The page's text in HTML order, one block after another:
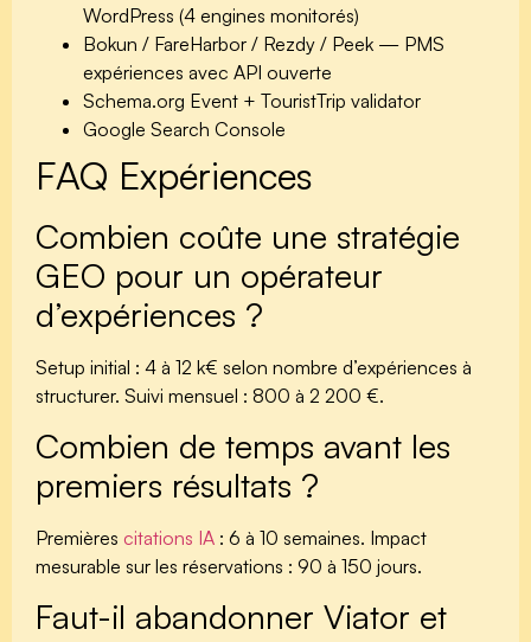
WordPress (4 engines monitorés)
Bokun / FareHarbor / Rezdy / Peek — PMS
expériences avec API ouverte
Schema.org Event + TouristTrip validator
Google Search Console
FAQ Expériences
Combien coûte une stratégie
GEO pour un opérateur
d’expériences ?
Setup initial : 4 à 12 k€ selon nombre d’expériences à
structurer. Suivi mensuel : 800 à 2 200 €.
Combien de temps avant les
premiers résultats ?
Premières citations IA : 6 à 10 semaines. Impact
mesurable sur les réservations : 90 à 150 jours.
Faut-il abandonner Viator et